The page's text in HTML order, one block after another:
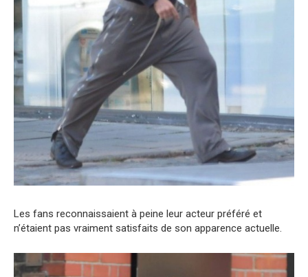
Les fans reconnaissaient à peine leur acteur préféré et
n’étaient pas vraiment satisfaits de son apparence actuelle.